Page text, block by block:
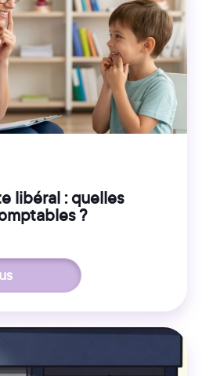
libéral : quelles
?